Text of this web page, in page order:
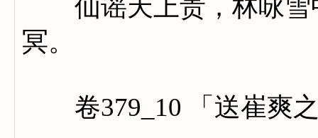
仙谣天上贵，林咏雪
冥。
卷379_10 「送崔爽之